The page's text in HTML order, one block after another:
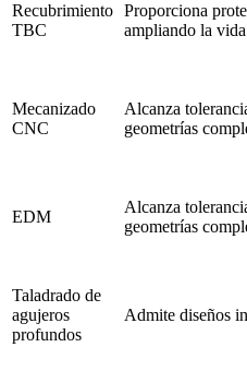
Recubrimiento
TBC
Proporciona
ampliando la
Mecanizado
CNC
Alcanza
geometrías
EDM
Alcanza
geometrías
Taladrado de
agujeros
profundos
Admite diseños